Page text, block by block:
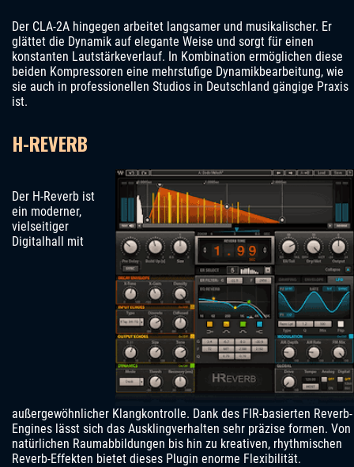
Der CLA-2A hingegen arbeitet langsamer und musikalischer. Er
glättet die Dynamik auf elegante Weise und sorgt für einen
konstanten Lautstärkeverlauf. In Kombination ermöglichen diese
beiden Kompressoren eine mehrstufige Dynamikbearbeitung, wie
sie auch in professionellen Studios in Deutschland gängige Praxis
ist.
H-REVERB
Der H-Reverb ist
ein moderner,
vielseitiger
Digitalhall mit
außergewöhnlicher Klangkontrolle. Dank des FIR-basierten Reverb-
Engines lässt sich das Ausklingverhalten sehr präzise formen. Von
natürlichen Raumabbildungen bis hin zu kreativen, rhythmischen
Reverb-Effekten bietet dieses Plugin enorme Flexibilität.